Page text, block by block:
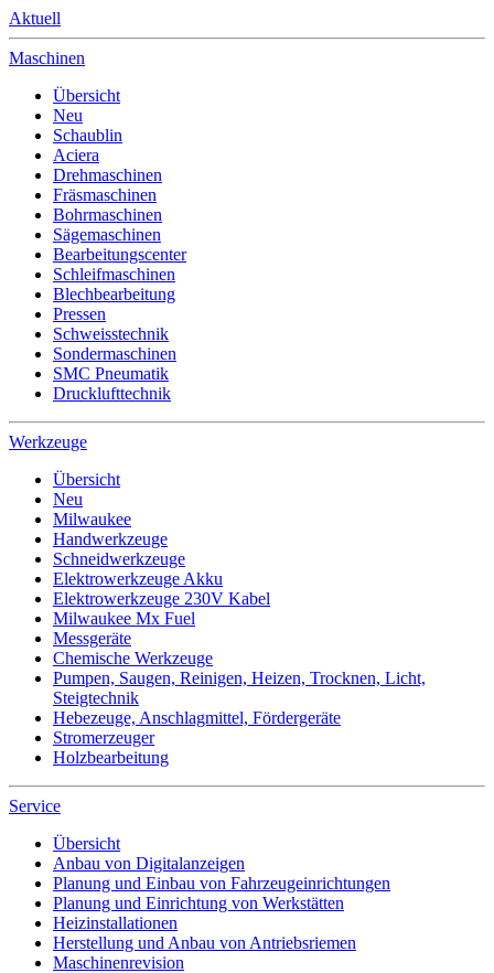
Aktuell
Maschinen
Übersicht
Neu
Schaublin
Aciera
Drehmaschinen
Fräsmaschinen
Bohrmaschinen
Sägemaschinen
Bearbeitungscenter
Schleifmaschinen
Blechbearbeitung
Pressen
Schweisstechnik
Sondermaschinen
SMC Pneumatik
Drucklufttechnik
Werkzeuge
Übersicht
Neu
Milwaukee
Handwerkzeuge
Schneidwerkzeuge
Elektrowerkzeuge Akku
Elektrowerkzeuge 230V Kabel
Milwaukee Mx Fuel
Messgeräte
Chemische Werkzeuge
Pumpen, Saugen, Reinigen, Heizen, Trocknen, Licht,
Steigtechnik
Hebezeuge, Anschlagmittel, Fördergeräte
Stromerzeuger
Holzbearbeitung
Service
Übersicht
Anbau von Digitalanzeigen
Planung und Einbau von Fahrzeugeinrichtungen
Planung und Einrichtung von Werkstätten
Heizinstallationen
Herstellung und Anbau von Antriebsriemen
Maschinenrevision